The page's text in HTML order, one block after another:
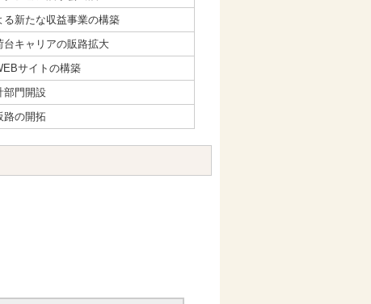
る新たな収益事業の構築
台キャリアの販路拡大
サイトの構築
部門開設
路の開拓